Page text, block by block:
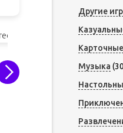
Другие
Карточные
Музыка